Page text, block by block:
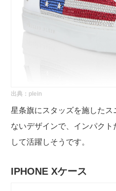
出典： plein
星条旗にスタッズを施した
ないデザインで、インパク
して活躍しそうです。
IPHONE Xケース